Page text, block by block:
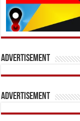
Advertisement
Advertisement